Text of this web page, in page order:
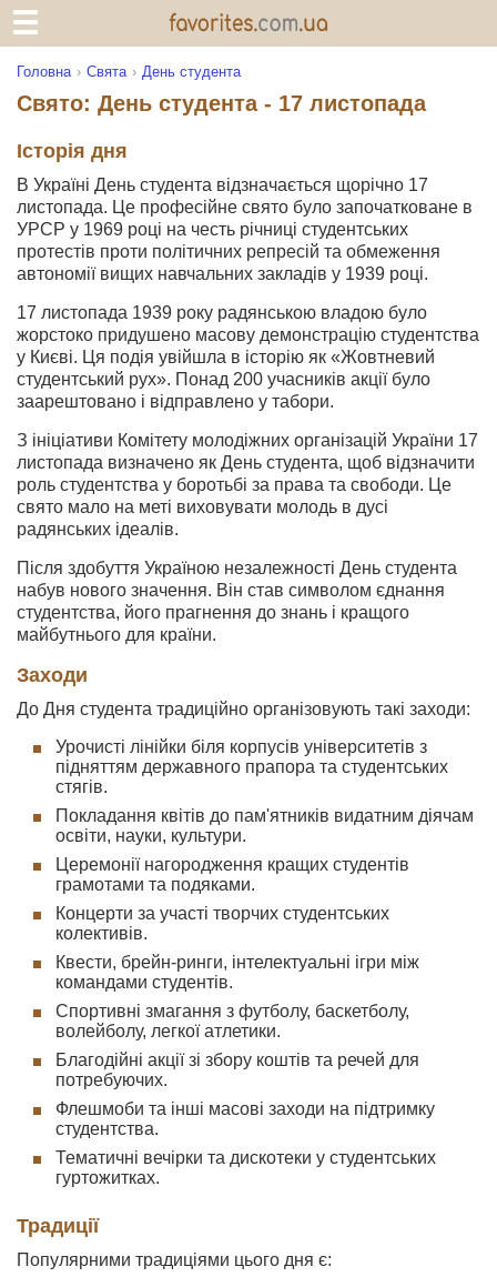
Головна Свята День студента
Свято: День студента - 17 листопада
Історія дня
В Україні День студента відзначається щорічно 17
листопада. Це професійне свято було започатковане в
УРСР у 1969 році на честь річниці студентських
протестів проти політичних репресій та обмеження
автономії вищих навчальних закладів у 1939 році.
17 листопада 1939 року радянською владою було
жорстоко придушено масову демонстрацію студентства
у Києві. Ця подія увійшла в історію як «Жовтневий
студентський рух». Понад 200 учасників акції було
заарештовано і відправлено у табори.
З ініціативи Комітету молодіжних організацій України 17
листопада визначено як День студента, щоб відзначити
роль студентства у боротьбі за права та свободи. Це
свято мало на меті виховувати молодь в дусі
радянських ідеалів.
Після здобуття Україною незалежності День студента
набув нового значення. Він став символом єднання
студентства, його прагнення до знань і кращого
майбутнього для країни.
Заходи
До Дня студента традиційно організовують такі заходи:
Урочисті лінійки біля корпусів університетів з
підняттям державного прапора та студентських
стягів.
Покладання квітів до пам'ятників видатним діячам
освіти, науки, культури.
Церемонії нагородження кращих студентів
грамотами та подяками.
Концерти за участі творчих студентських
колективів.
Квести, брейн-ринги, інтелектуальні ігри між
командами студентів.
Спортивні змагання з футболу, баскетболу,
волейболу, легкої атлетики.
Благодійні акції зі збору коштів та речей для
потребуючих.
Флешмоби та інші масові заходи на підтримку
студентства.
Тематичні вечірки та дискотеки у студентських
гуртожитках.
Традиції
Популярними традиціями цього дня є: